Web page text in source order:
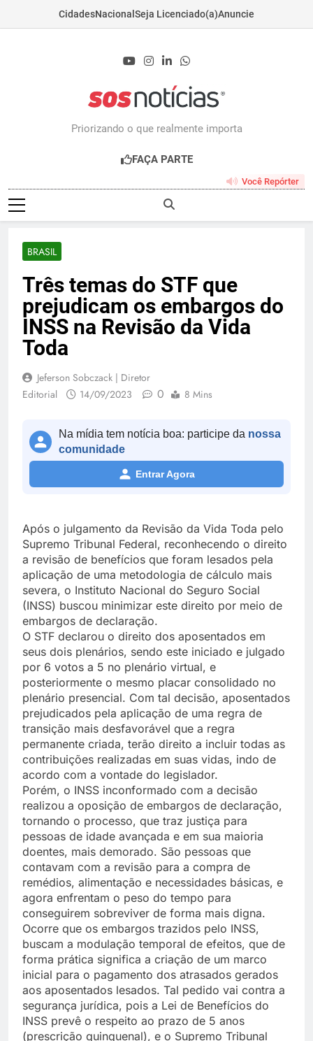
CidadesNacional Seja Licenciado(a)Anuncie
Priorizando o que realmente importa
FAÇA PARTE
Você Repórter
BRASIL
Três temas do STF que
prejudicam os embargos do
INSS na Revisão da Vida
Toda
Jeferson Sobczack | Diretor
Editorial
14/09/2023 0 8 Mins
Na mídia tem notícia boa: participe da nossa
comunidade
Entrar Agora
Após o julgamento da Revisão da Vida Toda pelo
Supremo Tribunal Federal, reconhecendo o direito
a revisão de benefícios que foram lesados pela
aplicação de uma metodologia de cálculo mais
severa, o Instituto Nacional do Seguro Social
(INSS) buscou minimizar este direito por meio de
embargos de declaração.
O STF declarou o direito dos aposentados em
seus dois plenários, sendo este iniciado e julgado
por 6 votos a 5 no plenário virtual, e
posteriormente o mesmo placar consolidado no
plenário presencial. Com tal decisão, aposentados
prejudicados pela aplicação de uma regra de
transição mais desfavorável que a regra
permanente criada, terão direito a incluir todas as
contribuições realizadas em suas vidas, indo de
acordo com a vontade do legislador.
Porém, o INSS inconformado com a decisão
realizou a oposição de embargos de declaração,
tornando o processo, que traz justiça para
pessoas de idade avançada e em sua maioria
doentes, mais demorado. São pessoas que
contavam com a revisão para a compra de
remédios, alimentação e necessidades básicas, e
agora enfrentam o peso do tempo para
conseguirem sobreviver de forma mais digna.
Ocorre que os embargos trazidos pelo INSS,
buscam a modulação temporal de efeitos, que de
forma prática significa a criação de um marco
inicial para o pagamento dos atrasados gerados
aos aposentados lesados. Tal pedido vai contra a
segurança jurídica, pois a Lei de Benefícios do
INSS prevê o respeito ao prazo de 5 anos
(prescrição quinquenal), e o Supremo Tribunal